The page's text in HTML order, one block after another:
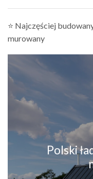
⭐ Najczęściej
murowany
Polski